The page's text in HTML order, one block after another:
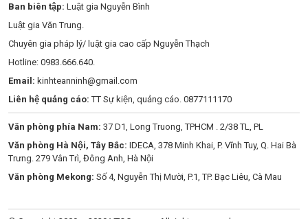
Ban biên tập: Luật gia Nguyễn Bình
Luật gia Văn Trung.
Chuyên gia pháp lý/ luật gia cao cấp Nguyễn Thạch
Hotline: 0983.666.640.
Email: kinhteanninh@gmail.com
Liên hệ quảng cáo: TT Sự kiện, quảng cáo. 0877111170
Văn phòng phía Nam: 37 D1, Long Truong, TPHCM . 2/38 TL, PL
Văn phòng Hà Nội, Tây Bắc: IDECA, 378 Minh Khai, P. Vĩnh Tuy, Q. Hai Bà
Trưng. 279 Vân Trì, Đông Anh, Hà Nội
Văn phòng Mekong: Số 4, Nguyễn Thị Mười, P.1, TP. Bạc Liêu, Cà Mau